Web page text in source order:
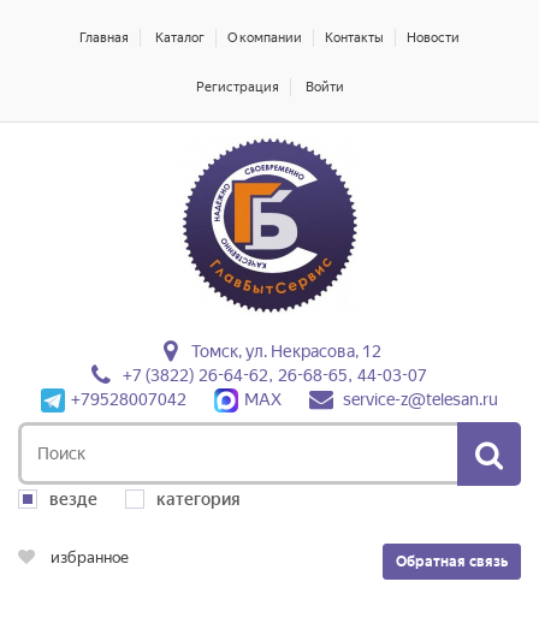
Главная Каталог О компании Контакты Новости
Регистрация Войти
Томск, ул. Некрасова, 12
+7 (3822) 26-64-62, 26-68-65, 44-03-07
+79528007042
MAX service-z@telesan.ru
везде категория
Обратная связь
избранное